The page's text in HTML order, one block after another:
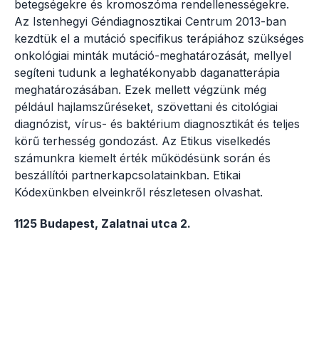
betegségekre és kromoszóma rendellenességekre.
Az Istenhegyi Géndiagnosztikai Centrum 2013-ban
kezdtük el a mutáció specifikus terápiához szükséges
onkológiai minták mutáció-meghatározását, mellyel
segíteni tudunk a leghatékonyabb daganatterápia
meghatározásában. Ezek mellett végzünk még
például hajlamszűréseket, szövettani és citológiai
diagnózist, vírus- és baktérium diagnosztikát és teljes
körű terhesség gondozást. Az Etikus viselkedés
számunkra kiemelt érték működésünk során és
beszállítói partnerkapcsolatainkban. Etikai
Kódexünkben elveinkről részletesen olvashat.
1125 Budapest, Zalatnai utca 2.